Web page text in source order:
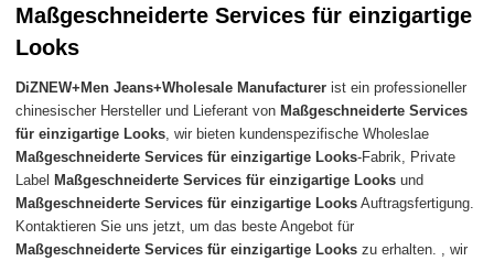
Maßgeschneiderte Services für einzigartige
Looks
DiZNEW+Men Jeans+Wholesale Manufacturer ist ein professioneller
chinesischer Hersteller und Lieferant von Maßgeschneiderte Services
für einzigartige Looks, wir bieten kundenspezifische Wholeslae
Maßgeschneiderte Services für einzigartige Looks-Fabrik, Private
Label Maßgeschneiderte Services für einzigartige Looks und
Maßgeschneiderte Services für einzigartige Looks Auftragsfertigung.
Kontaktieren Sie uns jetzt, um das beste Angebot für
Maßgeschneiderte Services für einzigartige Looks zu erhalten. , wir